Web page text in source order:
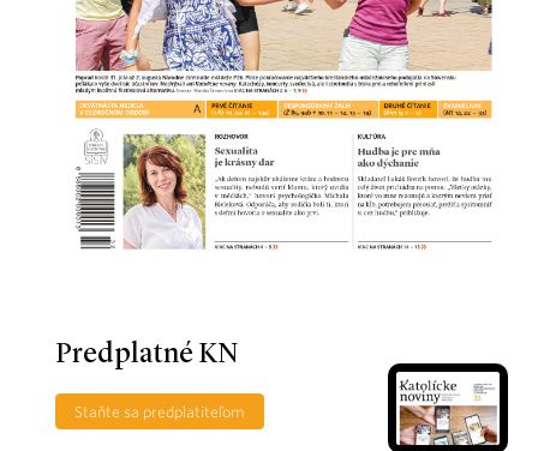
Predplatné KN
Staňte sa predplatiteľom